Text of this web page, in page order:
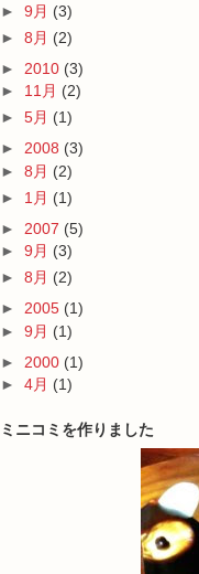
► 9月 (3)
► 8月 (2)
► 2010 (3)
► 11月 (2)
► 5月 (1)
► 2008 (3)
► 8月 (2)
► 1月 (1)
► 2007 (5)
► 9月 (3)
► 8月 (2)
► 2005 (1)
► 9月 (1)
► 2000 (1)
► 4月 (1)
ミニコミを作りました